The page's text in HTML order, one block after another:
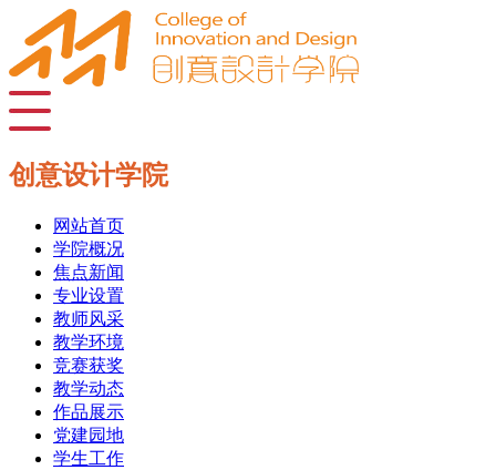
创意设计学院
网站首页
学院概况
焦点新闻
专业设置
教师风采
教学环境
竞赛获奖
教学动态
作品展示
党建园地
学生工作